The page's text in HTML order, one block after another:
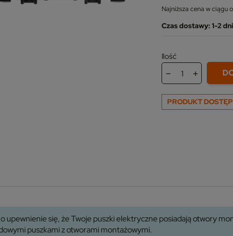
Najniższa cena w ciągu
Czas dostawy: 1-2
Ilość
PRODUKT
upewnienie się, że Twoje puszki elektryczne posiadają otwory
puszkami z otworami montażowymi.